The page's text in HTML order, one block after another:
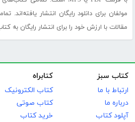
مولفان برای دانلود رایگان انتشار یافته‌اند.
مقالات با ارزش خود را برای انتشار رایگان به
کتاب سبز
ارتباط با ما
درباره ما
آپلود کتاب
کتابراه
کتاب الکترونیک
کتاب صوتی
خرید کتاب